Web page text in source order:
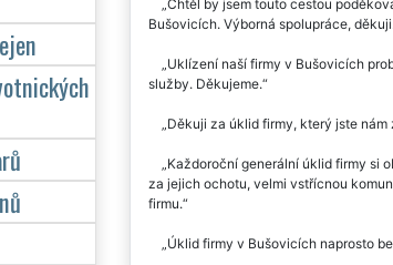
Chtěl by jsem touto cestou
Bušovicích. Výborná spolupráce, děkuji.
Uklízení naší firmy v Bušovicích
služby. Děkujeme.
Děkuji za úklid firmy, který jste
Každoroční generální úklid firmy si
za jejich ochotu, velmi vstřícnou
firmu.
Úklid firmy v Bušovicích naprosto